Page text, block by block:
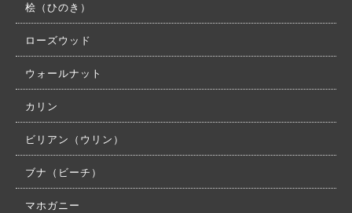
桧（ひのき）
ローズウッド
ウォールナット
カリン
ビリアン（ウリン）
ブナ（ビーチ）
マホガニー